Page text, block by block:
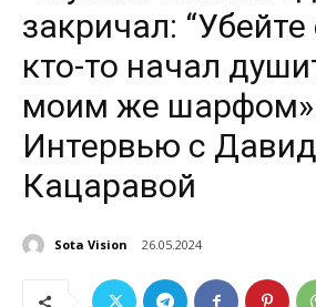
закричал: “Убейте
кто-то начал
моим же
Интервью с
Кацаравой
Sota Vision 26.05.2024